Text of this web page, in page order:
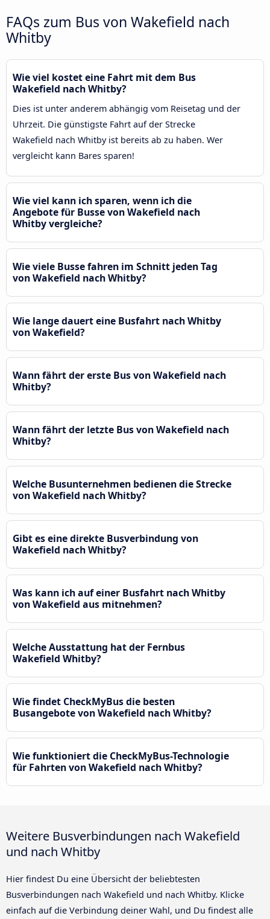
FAQs zum Bus von Wakefield nach
Whitby
Wie viel kostet eine Fahrt mit dem Bus
Wakefield nach Whitby?
Dies ist unter anderem abhängig vom Reisetag und der
Uhrzeit. Die günstigste Fahrt auf der Strecke
Wakefield nach Whitby ist bereits ab zu haben. Wer
vergleicht kann Bares sparen!
Wie viel kann ich sparen, wenn ich die
Angebote für Busse von Wakefield nach
Whitby vergleiche?
Wie viele Busse fahren im Schnitt jeden Tag
von Wakefield nach Whitby?
Wie lange dauert eine Busfahrt nach Whitby
von Wakefield?
Wann fährt der erste Bus von Wakefield nach
Whitby?
Wann fährt der letzte Bus von Wakefield nach
Whitby?
Welche Busunternehmen bedienen die Strecke
von Wakefield nach Whitby?
Gibt es eine direkte Busverbindung von
Wakefield nach Whitby?
Was kann ich auf einer Busfahrt nach Whitby
von Wakefield aus mitnehmen?
Welche Ausstattung hat der Fernbus
Wakefield Whitby?
Wie findet CheckMyBus die besten
Busangebote von Wakefield nach Whitby?
Wie funktioniert die CheckMyBus-Technologie
für Fahrten von Wakefield nach Whitby?
Weitere Busverbindungen nach Wakefield
und nach Whitby
Hier findest Du eine Übersicht der beliebtesten
Busverbindungen nach Wakefield und nach Whitby. Klicke
einfach auf die Verbindung deiner Wahl, und Du findest alle